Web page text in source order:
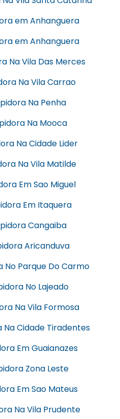
em Anhanguera
em Anhanguera
Na Vila Das Merces
Na Vila Carrao
Na Penha
Na Mooca
Na Cidade Lider
Na Vila Matilde
Em Sao Miguel
Em Itaquera
Cangaiba
Aricanduva
No Parque Do Carmo
No Lajeado
Na Vila Formosa
Na Cidade Tiradentes
Em Guaianazes
Zona Leste
Em Sao Mateus
Na Vila Prudente